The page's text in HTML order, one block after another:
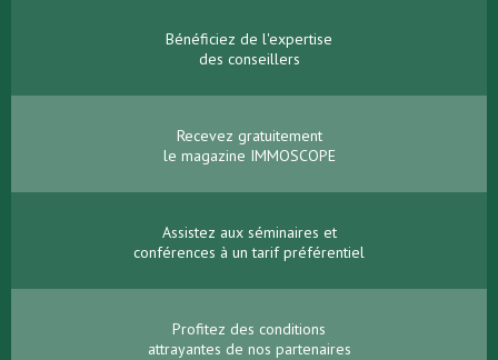
Bénéficiez de l'expertise
des conseillers
Recevez gratuitement
le magazine IMMOSCOPE
Assistez aux séminaires et
conférences à un tarif préférentiel
Profitez des conditions
attrayantes de nos partenaires